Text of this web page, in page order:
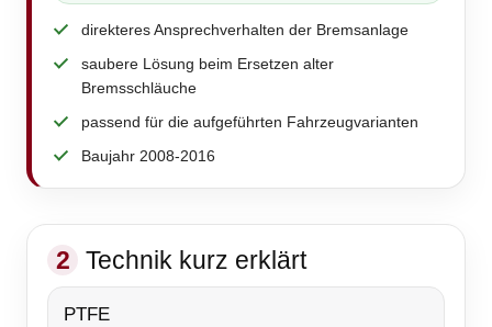
direkteres Ansprechverhalten der Bremsanlage
saubere Lösung beim Ersetzen alter
Bremsschläuche
passend für die aufgeführten Fahrzeugvarianten
Baujahr 2008-2016
2 Technik kurz erklärt
PTFE